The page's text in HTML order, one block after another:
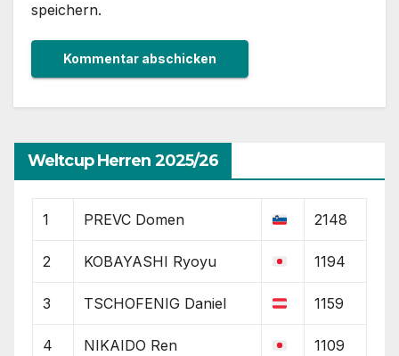
speichern.
Weltcup Herren 2025/26
1 PREVC Domen 2148
2 KOBAYASHI Ryoyu 1194
3 TSCHOFENIG Daniel 1159
4 NIKAIDO Ren 1109